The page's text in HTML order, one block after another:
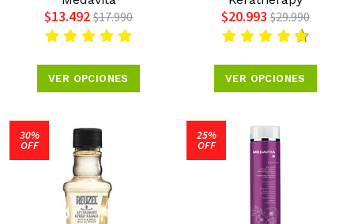
$13.492 $17.990
VER OPCIONES
$20.993 $29.990
VER OPCIONES
30%
OFF
25%
OFF